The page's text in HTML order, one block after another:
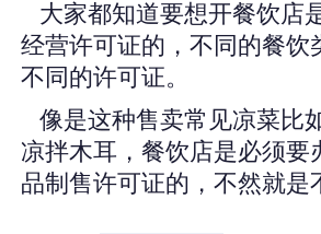
大家都知道要想开餐饮店
经营许可证的，不同的餐饮
不同的许可证。
像是这种售卖常见凉菜比
凉拌木耳，餐饮店是必须要
品制售许可证的，不然就是